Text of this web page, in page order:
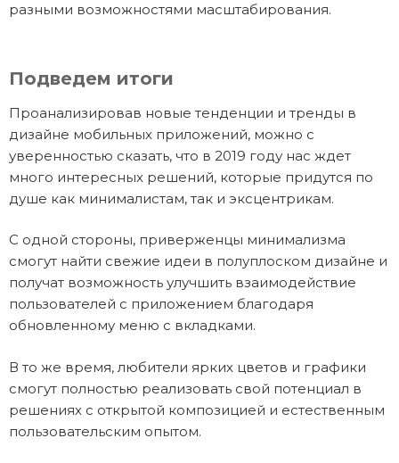
разными возможностями масштабирования.
Подведем итоги
Проанализировав новые тенденции и тренды в
дизайне мобильных приложений, можно с
уверенностью сказать, что в 2019 году нас ждет
много интересных решений, которые придутся по
душе как минималистам, так и эксцентрикам.
С одной стороны, приверженцы минимализма
смогут найти свежие идеи в полуплоском дизайне и
получат возможность улучшить взаимодействие
пользователей с приложением благодаря
обновленному меню с вкладками.
В то же время, любители ярких цветов и графики
смогут полностью реализовать свой потенциал в
решениях с открытой композицией и естественным
пользовательским опытом.